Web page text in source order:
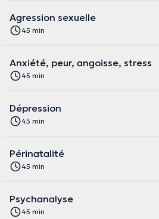
Agression sexuelle
45 min
Anxiété, peur, angoisse, stress
45 min
Dépression
45 min
Périnatalité
45 min
Psychanalyse
45 min